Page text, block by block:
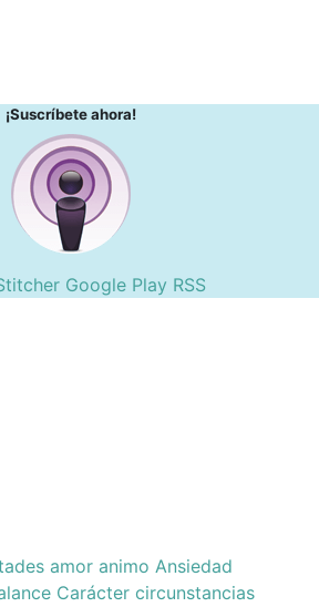
¡Suscríbete ahora!
Google Play RSS
amor animo Ansiedad
Carácter circunstancias